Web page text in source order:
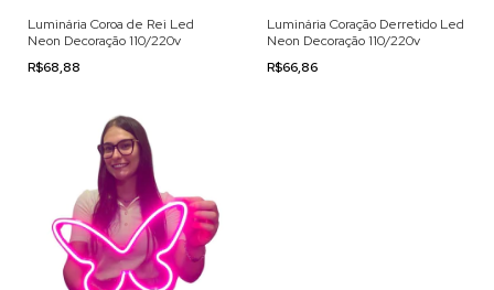
Luminária Coroa de Rei Led
Neon Decoração 110/220v
R$68,88
Luminária Coração Derretido Led
Neon Decoração 110/220v
R$66,86